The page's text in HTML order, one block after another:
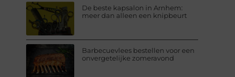
De beste kapsalon in Arnhem:
meer dan alleen een knipbeurt
Barbecuevlees bestellen voor een
onvergetelijke zomeravond